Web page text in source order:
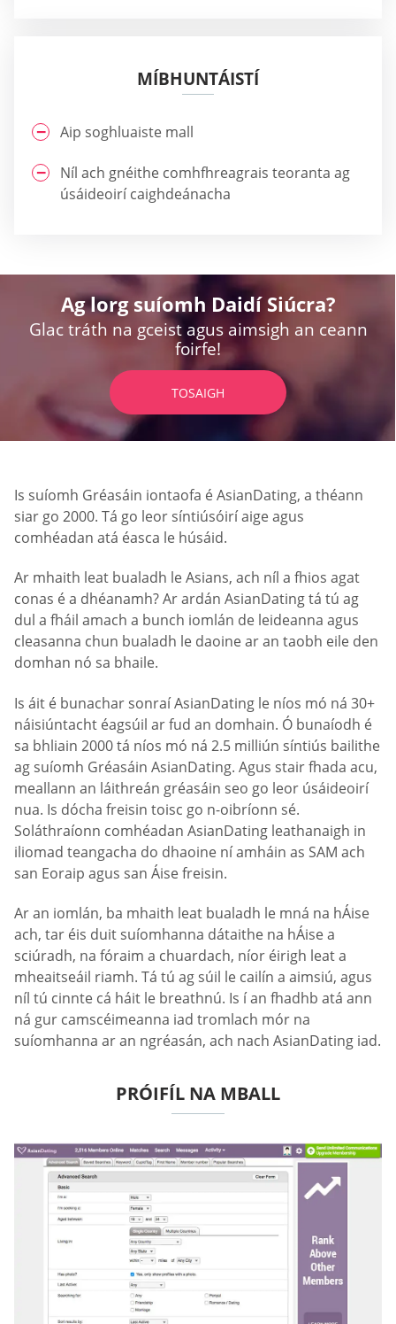
MÍBHUNTÁISTÍ
Aip soghluaiste mall
Níl ach gnéithe comhfhreagrais teoranta ag
úsáideoirí caighdeánacha
Ag lorg suíomh Daidí Siúcra?
Glac tráth na gceist agus aimsigh an ceann
foirfe!
TOSAIGH
Is suíomh Gréasáin iontaofa é AsianDating, a théann
siar go 2000. Tá go leor síntiúsóirí aige agus
comhéadan atá éasca le húsáid.
Ar mhaith leat bualadh le Asians, ach níl a fhios agat
conas é a dhéanamh? Ar ardán AsianDating tá tú ag
dul a fháil amach a bunch iomlán de leideanna agus
cleasanna chun bualadh le daoine ar an taobh eile den
domhan nó sa bhaile.
Is áit é bunachar sonraí AsianDating le níos mó ná 30+
náisiúntacht éagsúil ar fud an domhain. Ó bunaíodh é
sa bhliain 2000 tá níos mó ná 2.5 milliún síntiús bailithe
ag suíomh Gréasáin AsianDating. Agus stair fhada acu,
meallann an láithreán gréasáin seo go leor úsáideoirí
nua. Is dócha freisin toisc go n-oibríonn sé.
Soláthraíonn comhéadan AsianDating leathanaigh in
iliomad teangacha do dhaoine ní amháin as SAM ach
san Eoraip agus san Áise freisin.
Ar an iomlán, ba mhaith leat bualadh le mná na hÁise
ach, tar éis duit suíomhanna dátaithe na hÁise a
sciúradh, na fóraim a chuardach, níor éirigh leat a
mheaitseáil riamh. Tá tú ag súil le cailín a aimsiú, agus
níl tú cinnte cá háit le breathnú. Is í an fhadhb atá ann
ná gur camscéimeanna iad tromlach mór na
suíomhanna ar an ngréasán, ach nach AsianDating iad.
PRÓIFÍL NA MBALL